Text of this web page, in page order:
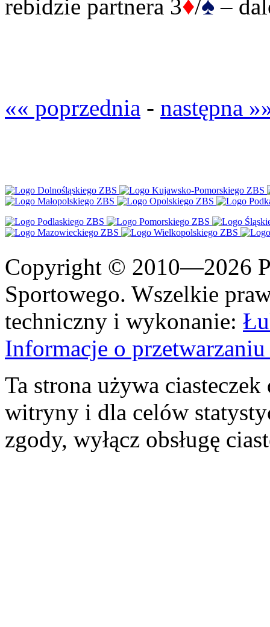
rebidzie partnera 3♦/♠ –
«« poprzednia - następna
Copyright © 2010—2026
Sportowego. Wszelkie
techniczny i wykonanie:
Informacje o
Ta strona używa
witryny i dla celów
zgody, wyłącz obsługę